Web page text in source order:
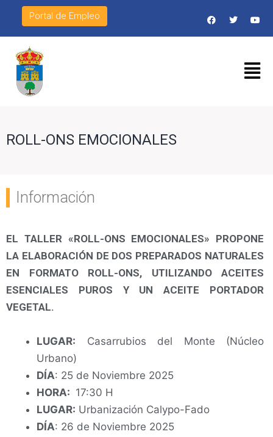
Portal de Empleo
ROLL-ONS EMOCIONALES
Información
EL TALLER «ROLL-ONS EMOCIONALES» PROPONE
LA ELABORACIÓN DE DOS PREPARADOS NATURALES
EN FORMATO ROLL-ONS, UTILIZANDO ACEITES
ESENCIALES PUROS Y UN ACEITE PORTADOR
VEGETAL.
LUGAR: Casarrubios del Monte (Núcleo
Urbano)
DÍA: 25 de Noviembre 2025
HORA: 17:30 H
LUGAR: Urbanización Calypo-Fado
DÍA: 26 de Noviembre 2025